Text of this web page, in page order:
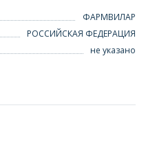
ФАРМВИЛАР
РОССИЙСКАЯ ФЕДЕРАЦИЯ
не указано